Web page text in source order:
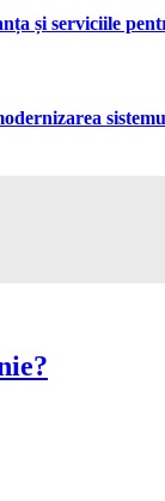
și serviciile